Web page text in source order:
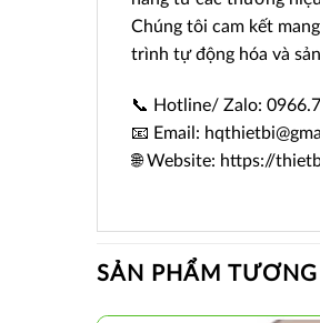
Chúng tôi cam kết
trình tự động hóa và
📞 Hotline/ Zalo:
📧 Email:
🌐 Website: https://
SẢN PHẨM